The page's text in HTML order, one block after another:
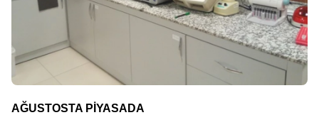
AĞUSTOSTA PİYASADA